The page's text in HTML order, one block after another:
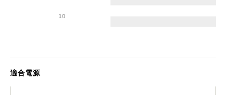
10
適合電源